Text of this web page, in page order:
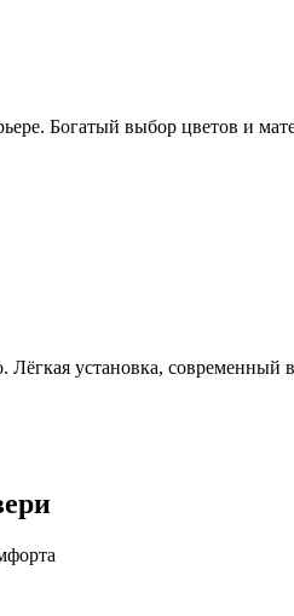
Богатый выбор цветов и
Лёгкая установка, современный